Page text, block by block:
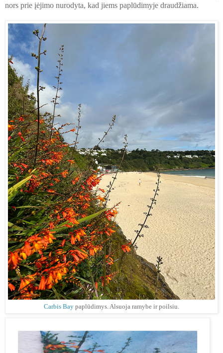
nors prie įėjimo nurodyta, kad jiems paplūdimyje draudžiama.
Carbis Bay paplūdimys. Alsuoja ramybe ir poilsiu.